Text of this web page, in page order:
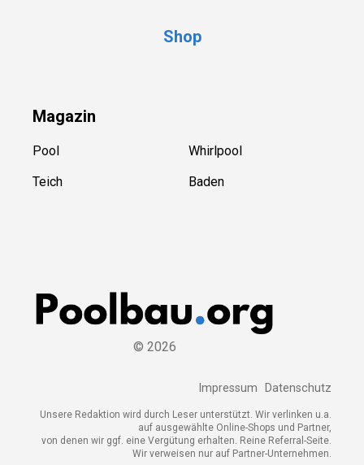
Shop
Magazin
Pool
Teich
Whirlpool
Baden
© 2026
Impressum Datenschutz
Unsere Redaktion wird durch Leser unterstützt. Wir verlinken u.a.
auf ausgewählte Online-Shops und Partner,
von denen wir ggf. eine Vergütung erhalten. Reine Referral-Seite.
Wir verweisen nur auf Partner-Unternehmen.